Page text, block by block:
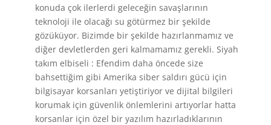
konuda çok ilerlerdi geleceğin savaşlarının
teknoloji ile olacağı su götürmez bir şekilde
gözüküyor. Bizimde bir şekilde hazırlanmamız ve
diğer devletlerden geri kalmamamız gerekli. Siyah
takım elbiseli : Efendim daha öncede size
bahsettiğim gibi Amerika siber saldırı gücü için
bilgisayar korsanları yetiştiriyor ve dijital bilgileri
korumak için güvenlik önlemlerini artıyorlar hatta
korsanlar için özel bir yazılım hazırladıklarının